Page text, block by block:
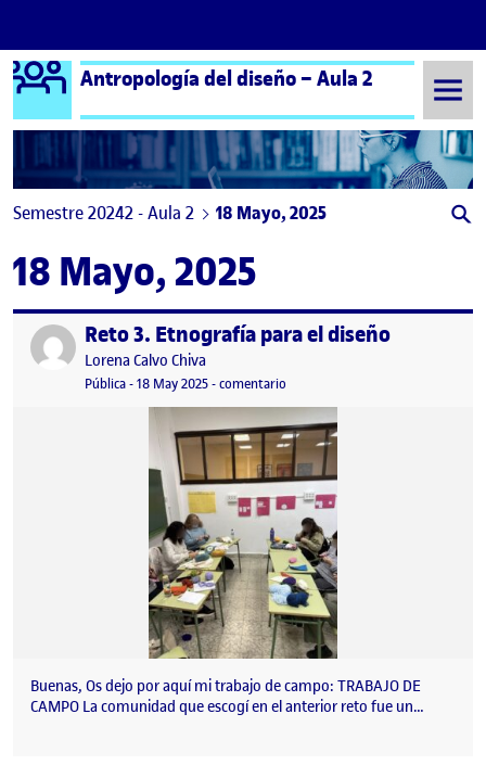
Saltar al contenido
Logo Ágora
Antropología del diseño – Aula 2
Semestre 20242 - Aula 2 18 Mayo, 2025
18 Mayo, 2025
Publicado porReto 3. Etnografía para el diseño
Publicado por
Lorena Calvo Chiva
Visibilidad:
Pública-Fecha de publicación
18 May 2025-comentario
Buenas, Os dejo por aquí mi trabajo de campo: TRABAJO DE
CAMPO La comunidad que escogí en el anterior reto fue un…